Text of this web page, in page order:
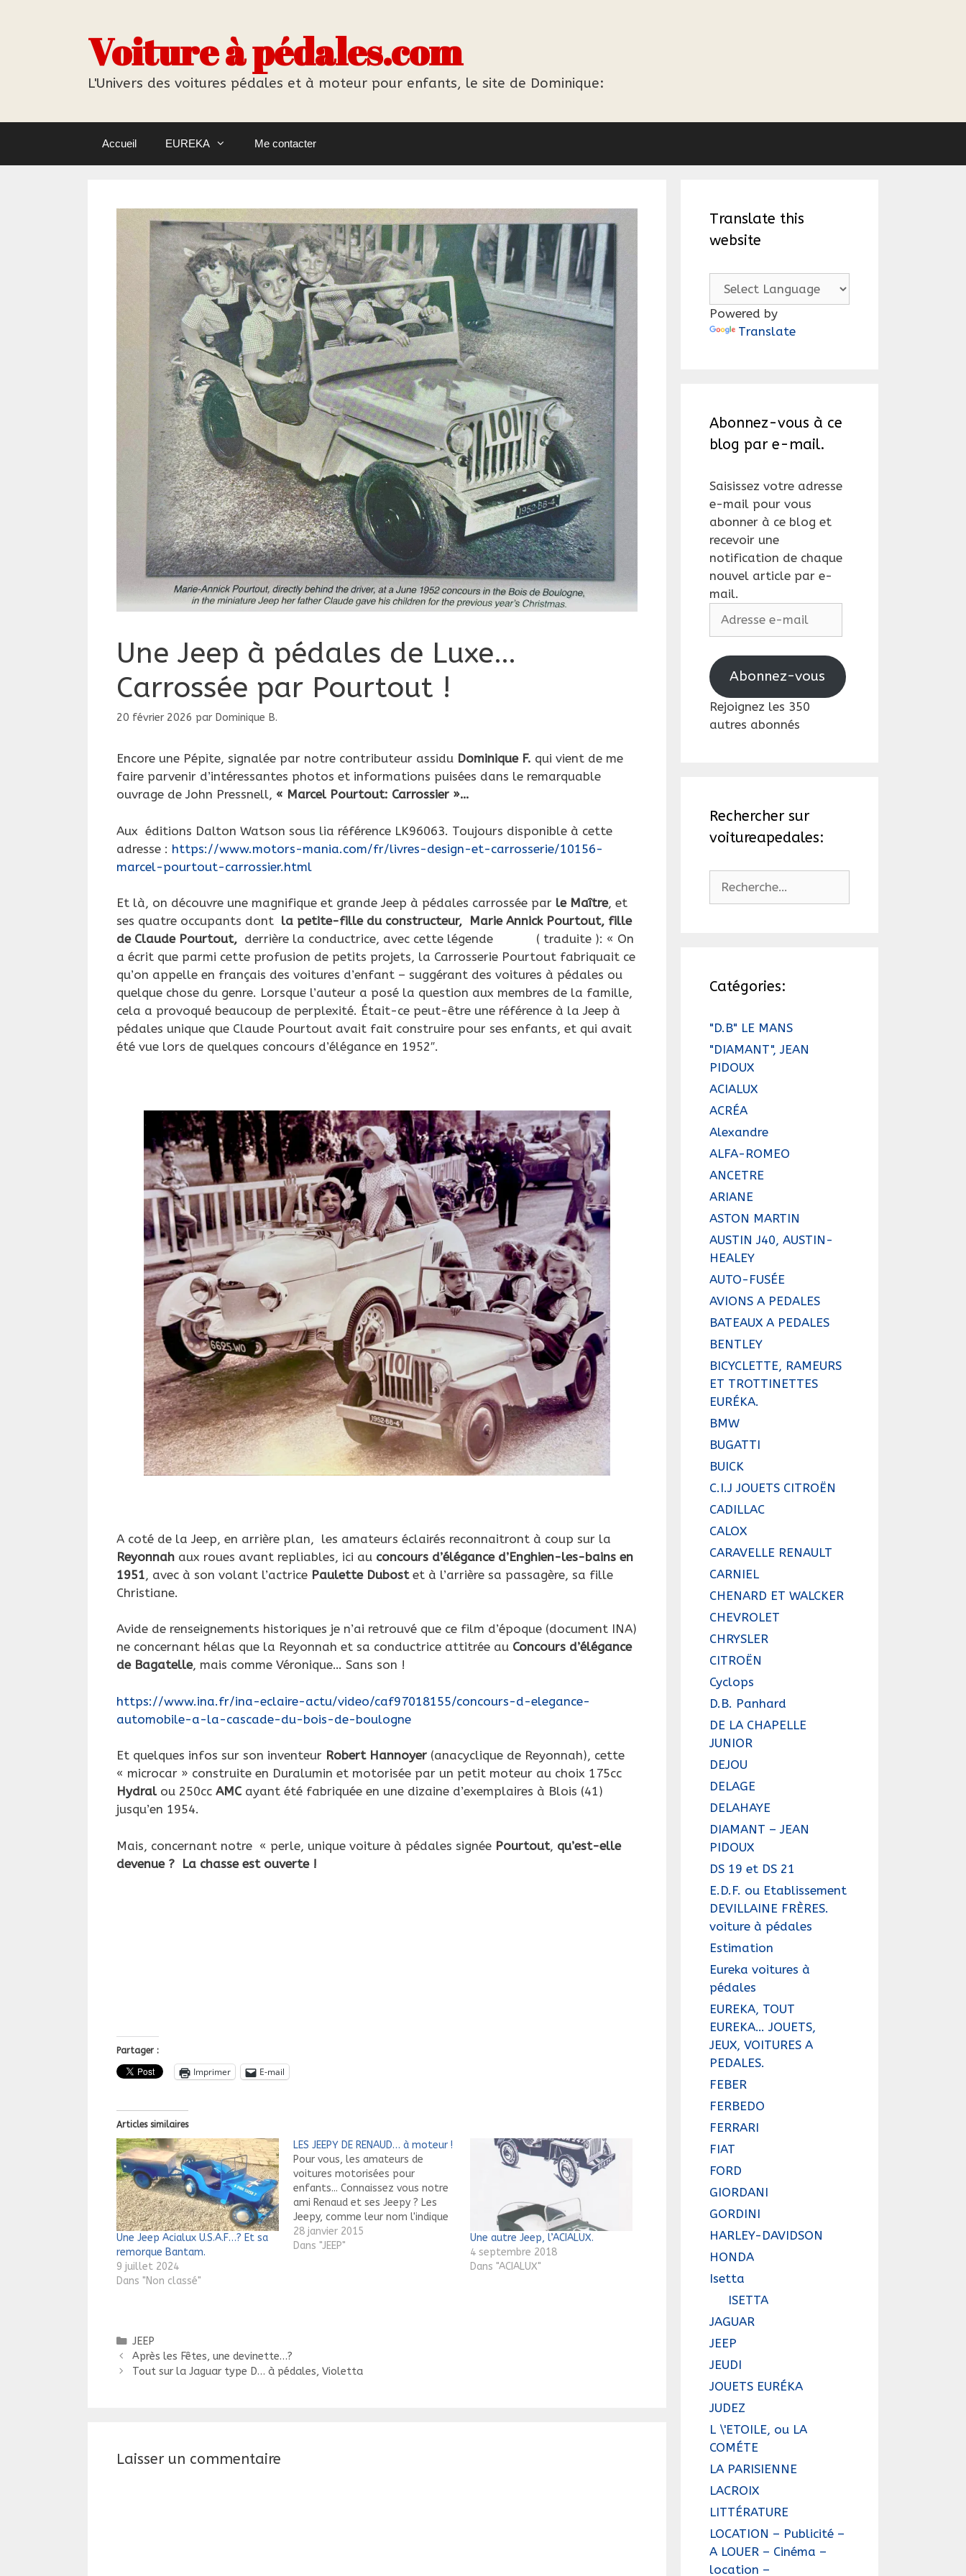
Voiture à pédales.com
L'Univers des voitures pédales et à moteur pour enfants, le site de Dominique:
Accueil EUREKA Me contacter
Une Jeep à pédales de Luxe…
Carrossée par Pourtout !
20 février 2026 par Dominique B.
Encore une Pépite, signalée par notre contributeur assidu Dominique F. qui vient de me
faire parvenir d’intéressantes photos et informations puisées dans le remarquable
ouvrage de John Pressnell, « Marcel Pourtout: Carrossier »…
Aux éditions Dalton Watson sous lia référence LK96063. Toujours disponible à cette
adresse : https://www.motors-mania.com/fr/livres-design-et-carrosserie/10156-
marcel-pourtout-carrossier.html
Et là, on découvre une magnifique et grande Jeep à pédales carrossée par le Maître, et
ses quatre occupants dont la petite-fille du constructeur, Marie Annick Pourtout, fille
de Claude Pourtout, derrière la conductrice, avec cette légende ( traduite ): « On
a écrit que parmi cette profusion de petits projets, la Carrosserie Pourtout fabriquait ce
qu’on appelle en français des voitures d’enfant – suggérant des voitures à pédales ou
quelque chose du genre. Lorsque l’auteur a posé la question aux membres de la famille,
cela a provoqué beaucoup de perplexité. Était-ce peut-être une référence à la Jeep à
pédales unique que Claude Pourtout avait fait construire pour ses enfants, et qui avait
été vue lors de quelques concours d’élégance en 1952″.
A coté de la Jeep, en arrière plan, les amateurs éclairés reconnaitront à coup sur la
Reyonnah aux roues avant repliables, ici au concours d’élégance d’Enghien-les-bains en
1951, avec à son volant l’actrice Paulette Dubostet à l’arrière sa passagère, sa fille
Christiane.
Avide de renseignements historiques je n’ai retrouvé que ce film d’époque (document INA)
ne concernant hélas que la Reyonnah et sa conductrice attitrée au Concours d’élégance
de Bagatelle, mais comme Véronique… Sans son !
https://www.ina.fr/ina-eclaire-actu/video/caf97018155/concours-d-elegance-
automobile-a-la-cascade-du-bois-de-boulogne
Et quelques infos sur son inventeur Robert Hannoyer (anacyclique de Reyonnah), cette
« microcar » construite en Duralumin et motorisée par un petit moteur au choix 175cc
Hydralou 250cc AMC ayant été fabriquée en une dizaine d’exemplaires à Blois (41)
jusqu’en 1954.
Mais, concernant notre « perle, unique voiture à pédales signée Pourtout, qu’est-elle
devenue ? La chasse est ouverte !
Partager :
Imprimer E-mail
Articles similaires
Une Jeep Acialux U.S.A.F…? Et sa
remorque Bantam.
9 juillet 2024
Dans "Non classé"
LES JEEPY DE RENAUD… à moteur !
Pour vous, les amateurs de
voitures motorisées pour
enfants... Connaissez vous notre
ami Renaud et ses Jeepy ? Les
Jeepy, comme leur nom l'indique
sont des "mini-Jeep" à l'échelle
environ 1/2, motorisées par un
28 janvier 2015
Dans "JEEP"
Une autre Jeep, l’ACIALUX.
4 septembre 2018
Dans "ACIALUX"
Catégories
JEEP
Navigation
des
Après les Fêtes, une devinette…?
Tout sur la Jaguar type D… à pédales, Violetta
Laisser un commentaire
Translate this
website
Powered by
Translate
Abonnez-vous à ce
blog par e-mail.
Saisissez votre adresse
e-mail pour vous
abonner à ce blog et
recevoir une
notification de chaque
nouvel article par e-
mail.
Abonnez-vous
Rejoignez les 350
autres abonnés
Rechercher sur
voitureapedales:
Catégories:
"D.B" LE MANS
"DIAMANT", JEAN
PIDOUX
ACIALUX
ACRÉA
Alexandre
ALFA-ROMEO
ANCETRE
ARIANE
ASTON MARTIN
AUSTIN J40, AUSTIN-
HEALEY
AUTO-FUSÉE
AVIONS A PEDALES
BATEAUX A PEDALES
BENTLEY
BICYCLETTE, RAMEURS
ET TROTTINETTES
EURÉKA.
BMW
BUGATTI
BUICK
C.I.J JOUETS CITROËN
CADILLAC
CALOX
CARAVELLE RENAULT
CARNIEL
CHENARD ET WALCKER
CHEVROLET
CHRYSLER
CITROËN
Cyclops
D.B. Panhard
DE LA CHAPELLE
JUNIOR
DEJOU
DELAGE
DELAHAYE
DIAMANT – JEAN
PIDOUX
DS 19 et DS 21
E.D.F. ou Etablissement
DEVILLAINE FRÈRES.
voiture à pédales
Estimation
Eureka voitures à
pédales
EUREKA, TOUT
EUREKA… JOUETS,
JEUX, VOITURES A
PEDALES.
FEBER
FERBEDO
FERRARI
FIAT
FORD
GIORDANI
GORDINI
HARLEY-DAVIDSON
HONDA
Isetta
ISETTA
JAGUAR
JEEP
JEUDI
JOUETS EURÉKA
JUDEZ
L \'ETOILE, ou LA
COMÉTE
LA PARISIENNE
LACROIX
LITTÉRATURE
LOCATION – Publicité –
A LOUER – Cinéma –
location –